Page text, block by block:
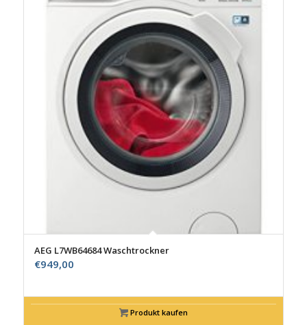
AEG L7WB64684 Waschtrockner
€949,00
Produkt kaufen